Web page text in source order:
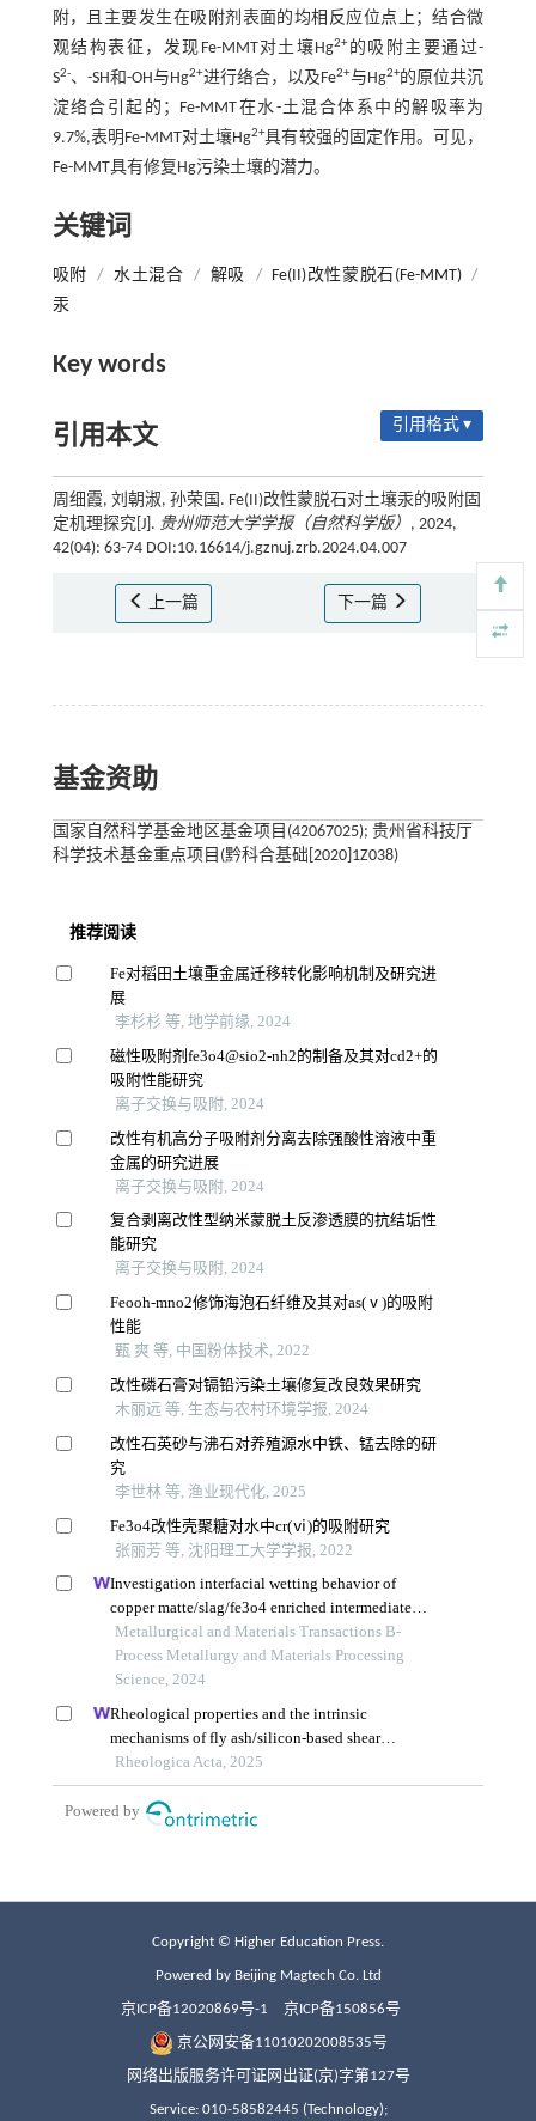
附，且主要发生在吸附剂表面的均相反应位点上；结合微
观结构表征，发现Fe-MMT对土壤Hg2+的吸附主要通过-
S2-、-SH和-OH与Hg2+进行络合，以及Fe2+与Hg2+的原位共沉
淀络合引起的；Fe-MMT在水-土混合体系中的解吸率为
9.7%,表明Fe-MMT对土壤Hg2+具有较强的固定作用。可见，
Fe-MMT具有修复Hg污染土壤的潜力。
关键词
吸附 / 水土混合 / 解吸 / Fe(II)改性蒙脱石(Fe-MMT) /
汞
Key words
引用本文 引用格式 ▾
周细霞, 刘朝淑, 孙荣国. Fe(II)改性蒙脱石对土壤汞的吸附固
定机理探究[J]. 贵州师范大学学报（自然科学版） , 2024,
42(04): 63-74 DOI:10.16614/j.gznuj.zrb.2024.04.007
上一篇 下一篇
基金资助
国家自然科学基金地区基金项目(42067025); 贵州省科技厅
科学技术基金重点项目(黔科合基础[2020]1Z038)
Copyright © Higher Education Press.
Powered by Beijing Magtech Co. Ltd
京ICP备12020869号-1 京ICP备150856号
京公网安备11010202008535号
网络出版服务许可证网出证(京)字第127号
Service: 010-58582445 (Technology);